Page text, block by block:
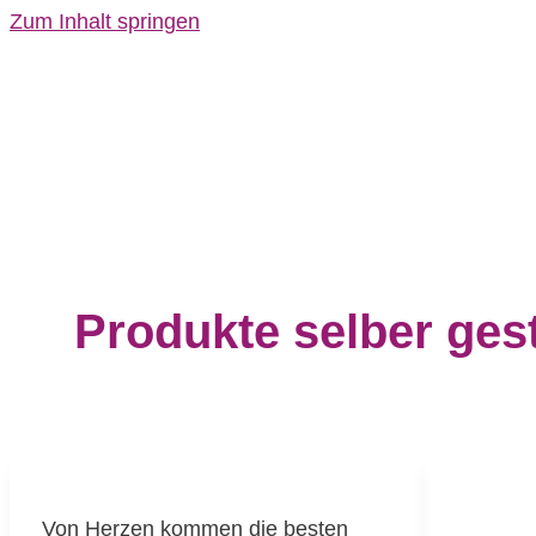
Zum Inhalt springen
Produkte selber
Von Herzen kommen die besten